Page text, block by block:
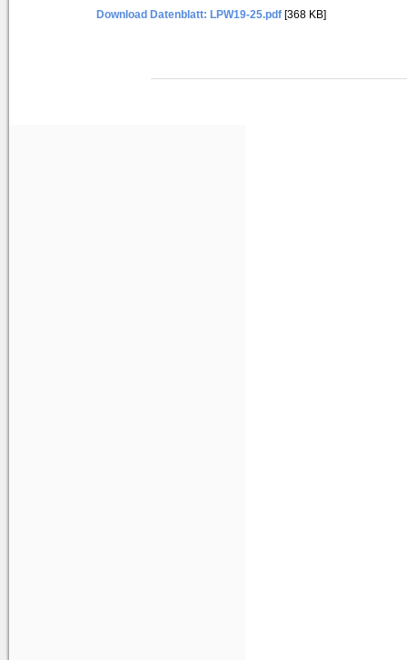
Download Datenblatt: LPW19-25.pdf [368 KB]